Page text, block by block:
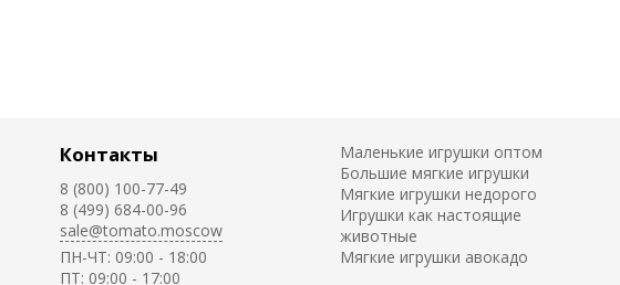
Контакты
8 (800) 100-77-49
8 (499) 684-00-96
sale@tomato.moscow
ПН-ЧТ: 09:00 - 18:00
ПТ: 09:00 - 17:00
Маленькие игрушки оптом
Большие мягкие игрушки
Мягкие игрушки недорого
Игрушки как настоящие
животные
Мягкие игрушки авокадо